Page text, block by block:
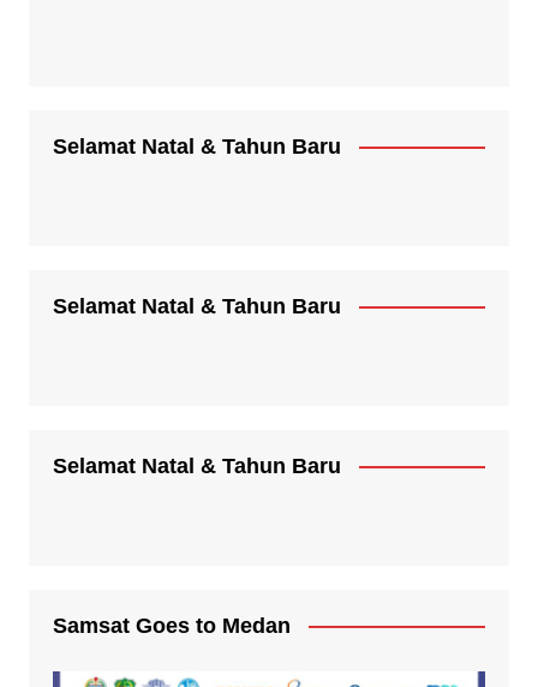
Selamat Natal & Tahun Baru
Selamat Natal & Tahun Baru
Selamat Natal & Tahun Baru
Samsat Goes to Medan